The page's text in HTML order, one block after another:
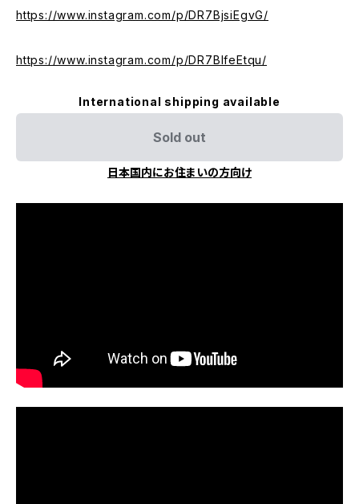
https://www.instagram.com/p/DR7BjsiEgvG/
https://www.instagram.com/p/DR7BlfeEtqu/
International shipping available
Sold out
日本国内にお住まいの方向け